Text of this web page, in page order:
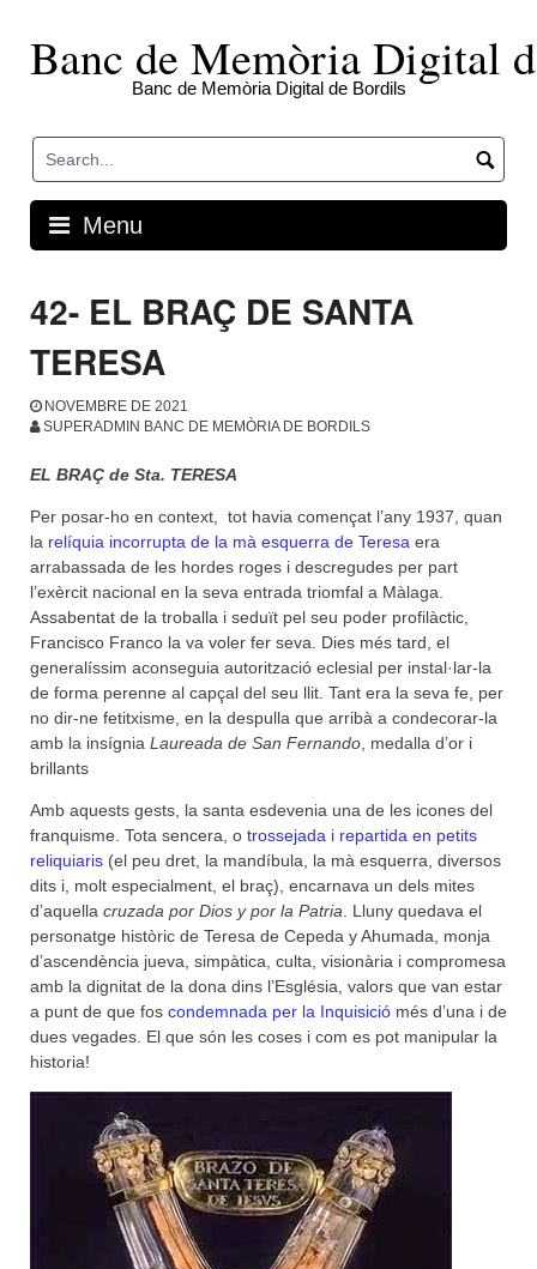
contentBanc de Memòria Digital
Banc de Memòria Digital de Bordils
Menu
42- EL BRAÇ DE SANTA
TERESA
NOVEMBRE DE 2021
SUPERADMIN BANC DE MEMÒRIA DE BORDILS
EL BRAÇ de Sta. TERESA
Per posar-ho en context, tot havia començat l’any 1937, quan
la relíquia incorrupta de la mà esquerra de Teresa era
arrabassada de les hordes roges i descregudes per part
l’exèrcit nacional en la seva entrada triomfal a Màlaga.
Assabentat de la troballa i seduït pel seu poder profilàctic,
Francisco Franco la va voler fer seva. Dies més tard, el
generalíssim aconseguia autorització eclesial per instal·lar-la
de forma perenne al capçal del seu llit. Tant era la seva fe, per
no dir-ne fetitxisme, en la despulla que arribà a condecorar-la
amb la insígnia Laureada de San Fernando, medalla d’or i
brillants
Amb aquests gests, la santa esdevenia una de les icones del
franquisme. Tota sencera, o trossejada i repartida en petits
reliquiaris (el peu dret, la mandíbula, la mà esquerra, diversos
dits i, molt especialment, el braç), encarnava un dels mites
d’aquella cruzada por Dios y por la Patria. Lluny quedava el
personatge històric de Teresa de Cepeda y Ahumada, monja
d’ascendència jueva, simpàtica, culta, visionària i compromesa
amb la dignitat de la dona dins l’Església, valors que van estar
a punt de que fos condemnada per la Inquisició més d’una i de
dues vegades. El que són les coses i com es pot manipular la
historia!